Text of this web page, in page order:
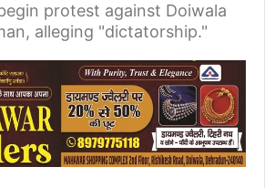
protest against Doiwala
alleging "dictatorship."